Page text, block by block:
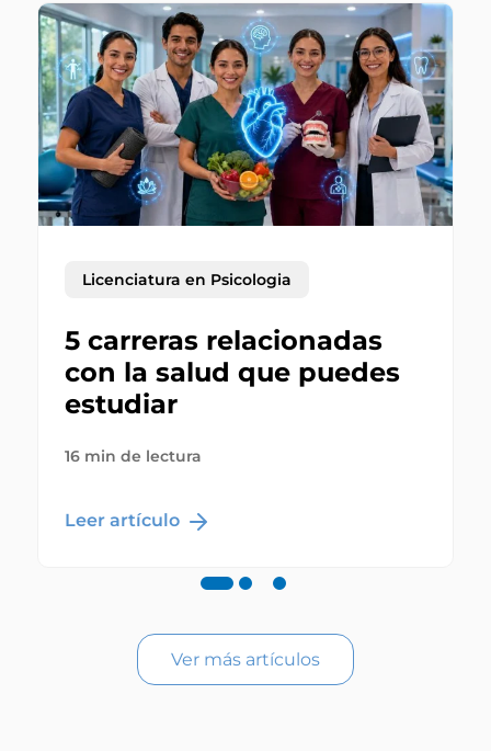
Licenciatura en Psicologia
5 carreras relacionadas
con la salud que puedes
estudiar
16 min de lectura
Leer artículo
Ver más artículos